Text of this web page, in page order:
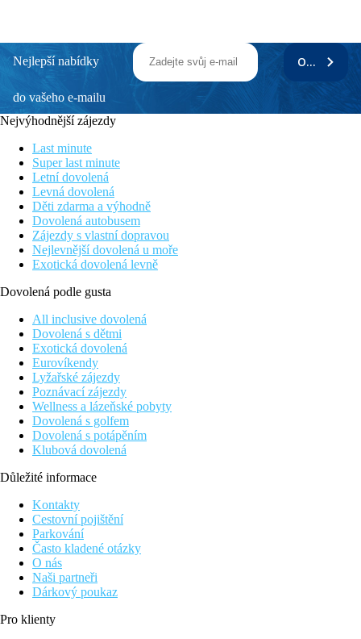
Nejlepší nabídky
do vašeho e-mailu
ODEBÍRAT
Nejvýhodnější zájezdy
Last minute
Super last minute
Letní dovolená
Levná dovolená
Děti zdarma a výhodně
Dovolená autobusem
Zájezdy s vlastní dopravou
Nejlevnější dovolená u moře
Exotická dovolená levně
Dovolená podle gusta
All inclusive dovolená
Dovolená s dětmi
Exotická dovolená
Eurovíkendy
Lyžařské zájezdy
Poznávací zájezdy
Wellness a lázeňské pobyty
Dovolená s golfem
Dovolená s potápěním
Klubová dovolená
Důležité informace
Kontakty
Cestovní pojištění
Parkování
Často kladené otázky
O nás
Naši partneři
Dárkový poukaz
Pro klienty